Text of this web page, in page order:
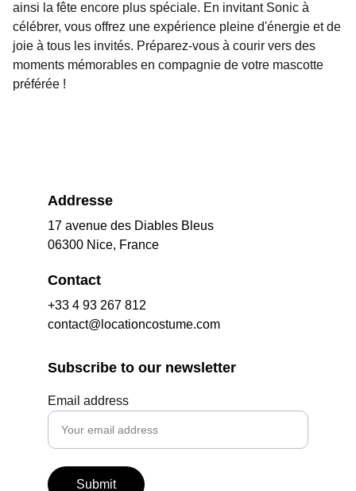
ainsi la fête encore plus spéciale. En invitant Sonic à
célébrer, vous offrez une expérience pleine d'énergie et de
joie à tous les invités. Préparez-vous à courir vers des
moments mémorables en compagnie de votre mascotte
préférée !
Addresse
17 avenue des Diables Bleus
06300 Nice, France
Contact
+33 4 93 267 812
contact@locationcostume.com
Subscribe to our newsletter
Email address
Submit